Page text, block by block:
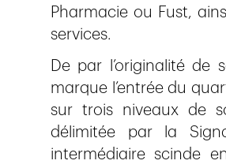
Pharmacie ou Fust,
services.
De par l’originalité de
marque l’entrée du
sur trois niveaux de
délimitée par la
intermédiaire scinde